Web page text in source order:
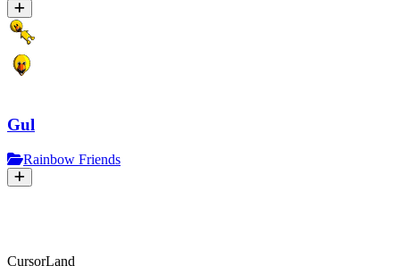
Gul
Rainbow Friends
CursorLand